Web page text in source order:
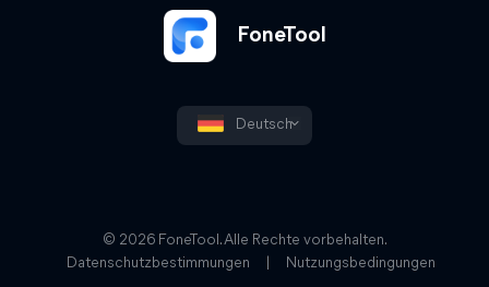
FoneTool
Deutsch
© 2026 FoneTool. Alle Rechte vorbehalten.
Datenschutzbestimmungen
Nutzungsbedingungen